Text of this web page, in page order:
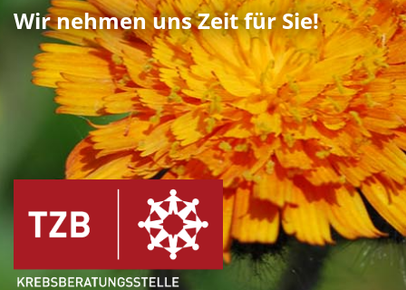
Wir nehmen uns Zeit für Sie!